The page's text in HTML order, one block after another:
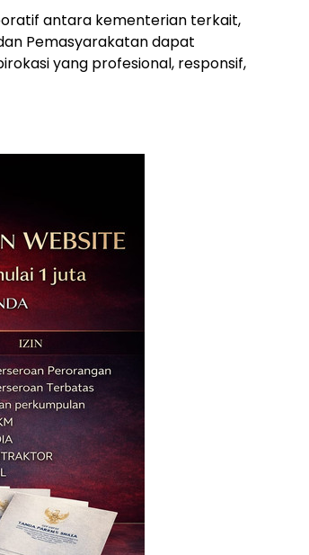
antara kementerian terkait,
Pemasyarakatan dapat
yang profesional, responsif,